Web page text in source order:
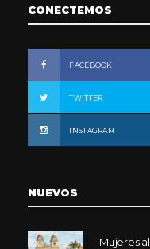
CONECTEMOS
FACEBOOK
TWITTER
INSTAGRAM
NUEVOS
Mujeres